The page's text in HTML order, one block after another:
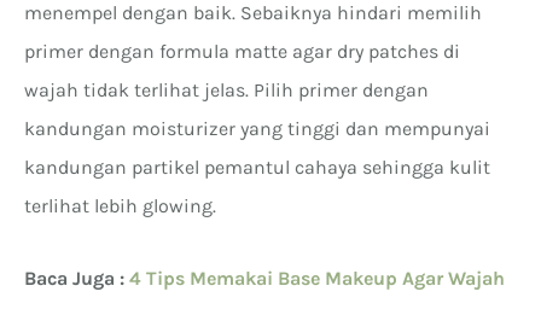
menempel dengan baik. Sebaiknya hindari memilih
primer dengan formula matte agar dry patches di
wajah tidak terlihat jelas. Pilih primer dengan
kandungan moisturizer yang tinggi dan mempunyai
kandungan partikel pemantul cahaya sehingga kulit
terlihat lebih glowing.
Baca Juga : 4 Tips Memakai Base Makeup Agar Wajah